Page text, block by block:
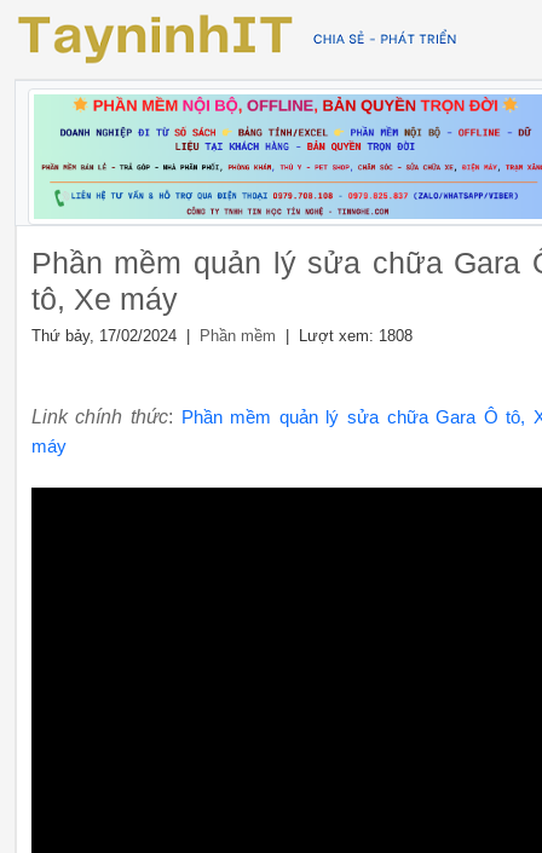
Phần mềm quản lý sửa chữa Gara
tô, Xe máy
Thứ bảy, 17/02/2024 | Phần mềm | Lượt xem: 1808
Link chính thức: Phần mềm quản lý sửa chữa Gara Ô tô,
máy